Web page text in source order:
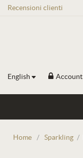
Recensioni clienti
English Account
Home / Sparkling /